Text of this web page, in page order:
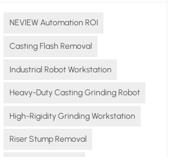
NEVIEW Automation ROI
Casting Flash Removal
Industrial Robot Workstation
Heavy-Duty Casting Grinding Robot
High-Rigidity Grinding Workstation
Riser Stump Removal